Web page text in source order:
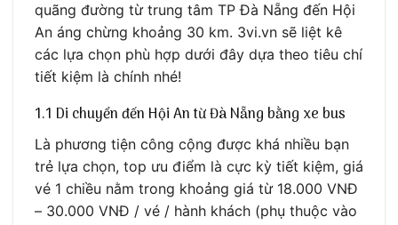
quãng đường từ trung tâm TP Đà Nẵng đến Hội
An áng chừng khoảng 30 km. 3vi.vn sẽ liệt kê
các lựa chọn phù hợp dưới đây dựa theo tiêu chí
tiết kiệm là chính nhé!
1.1 Di chuyển đến Hội An từ Đà Nẵng bằng xe bus
Là phương tiện công cộng được khá nhiều bạn
trẻ lựa chọn, top ưu điểm là cực kỳ tiết kiệm, giá
vé 1 chiều nằm trong khoảng giá từ 18.000 VNĐ
– 30.000 VNĐ / vé / hành khách (phụ thuộc vào